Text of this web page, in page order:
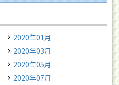
2020年01月
2020年03月
2020年05月
2020年07月